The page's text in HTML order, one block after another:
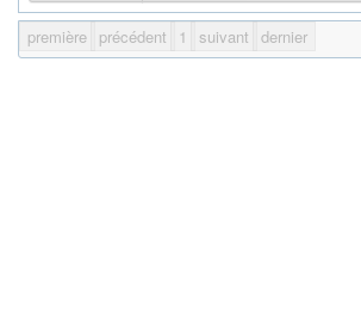
première précédent 1 suivant dernier